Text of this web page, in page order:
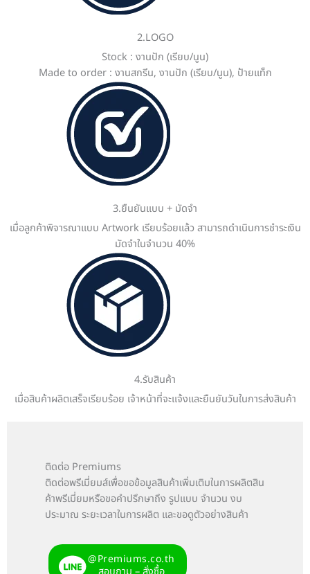
2.LOGO
Stock : งานปัก (เรียบ/นูน)
Made to order : งานสกรีน, งานปัก (เรียบ/นูน), ป้ายแท็ก
3.ยืนยันแบบ + มัดจำ
เมื่อลูกค้าพิจารณาแบบ Artwork เรียบร้อยแล้ว สามารถดำเนินการชำระเงิน
มัดจำในจำนวน 40%
4.รับสินค้า
เมื่อสินค้าผลิตเสร็จเรียบร้อย เจ้าหน้าที่จะแจ้งและยืนยันวันในการส่งสินค้า
ติดต่อ Premiums
ติดต่อพรีเมี่ยมส์เพื่อขอข้อมูลสินค้าเพิ่มเติมในการผลิตสิน
ค้าพรีเมี่ยมหรือขอคำปรึกษาถึง รูปแบบ จำนวน งบ
ประมาณ ระยะเวลาในการผลิต และขอดูตัวอย่างสินค้า
@Premiums.co.th